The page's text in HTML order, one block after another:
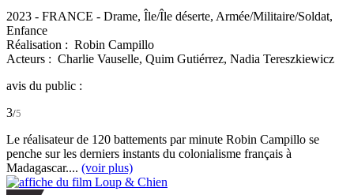
2023 - FRANCE - Drame, Île/Île déserte, Armée/Militaire/Soldat,
Enfance
Réalisation : Robin Campillo
Acteurs : Charlie Vauselle, Quim Gutiérrez, Nadia Tereszkiewicz
avis du public :
3/5
Le réalisateur de 120 battements par minute Robin Campillo se
penche sur les derniers instants du colonialisme français à
Madagascar.... (voir plus)